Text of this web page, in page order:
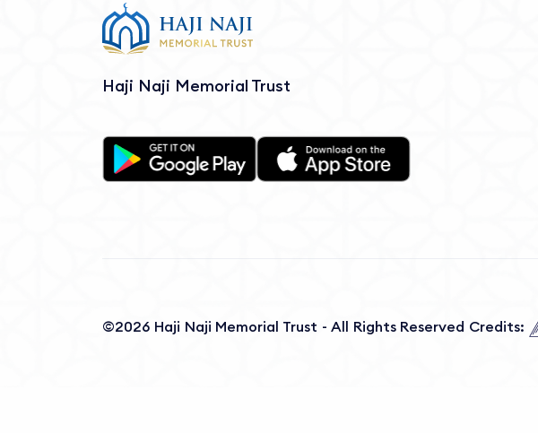
Haji Naji Memorial Trust
©2026 Haji Naji Memorial Trust - All Rights Reserved Credits: